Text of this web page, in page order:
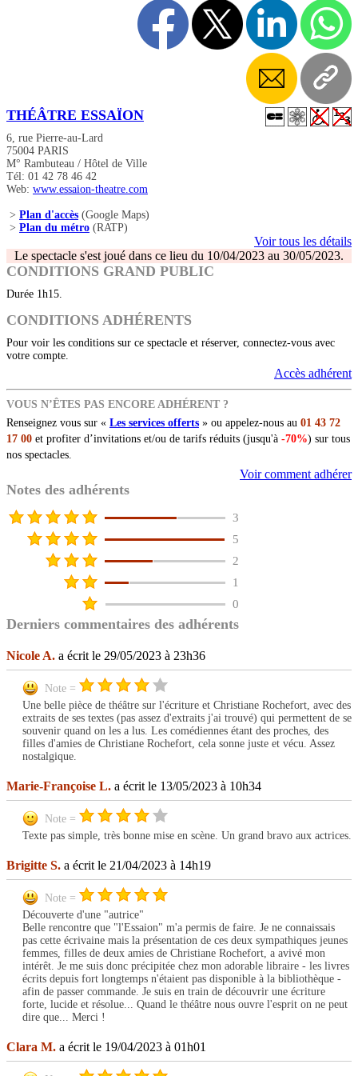
THÉÂTRE ESSAÏON
6, rue Pierre-au-Lard
75004 PARIS
M° Rambuteau / Hôtel de Ville
Tél: 01 42 78 46 42
Web: www.essaion-theatre.com
> Plan d'accès (Google Maps)
> Plan du métro (RATP)
Voir tous les détails
Le spectacle s'est joué dans ce lieu du 10/04/2023 au 30/05/2023.
CONDITIONS GRAND PUBLIC
Durée 1h15.
CONDITIONS ADHÉRENTS
Pour voir les conditions sur ce spectacle et réserver, connectez-vous avec
votre compte.
Accès adhérent
VOUS N’ÊTES PAS ENCORE ADHÉRENT ?
Renseignez vous sur « Les services offerts » ou appelez-nous au 01 43 72
17 00 et profiter d’invitations et/ou de tarifs réduits (jusqu'à -70%) sur tous
nos spectacles.
Voir comment adhérer
Notes des adhérents
3
5
2
1
0
Derniers commentaires des adhérents
Nicole A. a écrit le 29/05/2023 à 23h36
Note =
Une belle pièce de théâtre sur l'écriture et Christiane Rochefort, avec des
extraits de ses textes (pas assez d'extraits j'ai trouvé) qui permettent de se
souvenir quand on les a lus. Les comédiennes étant des proches, des
filles d'amies de Christiane Rochefort, cela sonne juste et vécu. Assez
nostalgique.
Marie-Françoise L. a écrit le 13/05/2023 à 10h34
Note =
Texte pas simple, très bonne mise en scène. Un grand bravo aux actrices.
Brigitte S. a écrit le 21/04/2023 à 14h19
Note =
Découverte d'une "autrice"
Belle rencontre que "l'Essaion" m'a permis de faire. Je ne connaissais
pas cette écrivaine mais la présentation de ces deux sympathiques jeunes
femmes, filles de deux amies de Christiane Rochefort, a avivé mon
intérêt. Je me suis donc précipitée chez mon adorable libraire - les livres
écrits depuis fort longtemps n'étaient pas disponible à la bibliothèque -
afin de passer commande. Je suis en train de découvrir une écriture
forte, lucide et résolue... Quand le théâtre nous ouvre l'esprit on ne peut
dire que... Merci !
Clara M. a écrit le 19/04/2023 à 01h01